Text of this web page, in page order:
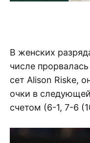
В женских
числе
сет Alison Riske,
очки в
счетом (6-1, 7-6